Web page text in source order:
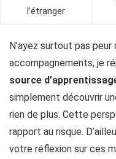
l’étranger
N’ayez surtout pas peur
accompagnements, je
source
simplement découvrir
rien de plus. Cette
rapport au risque.
votre réflexion sur ces